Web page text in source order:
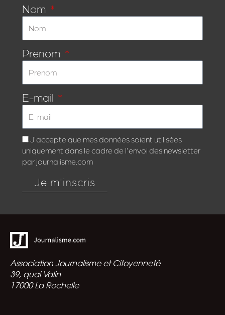
Nom
Prenom
E-mail
J'accepte que mes données soient utilisées
uniquement dans le cadre de l'envoi des newsletter
par journalisme.com
Je m'inscris
Association Journalisme et Citoyenneté
39, quai Valin
17000 La Rochelle